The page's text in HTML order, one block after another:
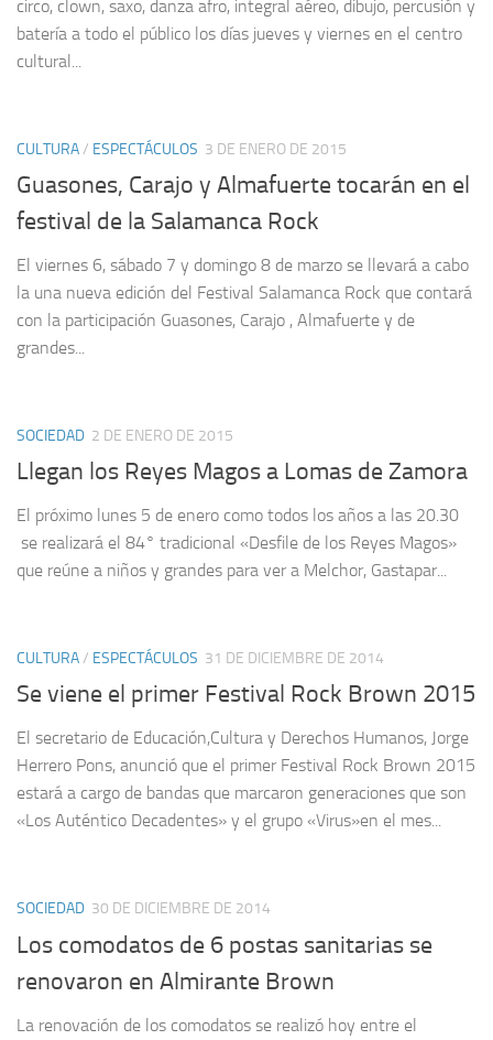
circo, clown, saxo, danza afro, integral aéreo, dibujo, percusión y
batería a todo el público los días jueves y viernes en el centro
cultural...
CULTURA/ ESPECTÁCULOS 3 DE ENERO DE 2015
Guasones, Carajo y Almafuerte tocarán en el
festival de la Salamanca Rock
El viernes 6, sábado 7 y domingo 8 de marzo se llevará a cabo
la una nueva edición del Festival Salamanca Rock que contará
con la participación Guasones, Carajo , Almafuerte y de
grandes...
SOCIEDAD 2 DE ENERO DE 2015
Llegan los Reyes Magos a Lomas de Zamora
El próximo lunes 5 de enero como todos los años a las 20.30
se realizará el 84° tradicional «Desfile de los Reyes Magos»
que reúne a niños y grandes para ver a Melchor, Gastapar...
CULTURA/ ESPECTÁCULOS 31 DE DICIEMBRE DE 2014
Se viene el primer Festival Rock Brown 2015
El secretario de Educación,Cultura y Derechos Humanos, Jorge
Herrero Pons, anunció que el primer Festival Rock Brown 2015
estará a cargo de bandas que marcaron generaciones que son
«Los Auténtico Decadentes» y el grupo «Virus»en el mes...
SOCIEDAD 30 DE DICIEMBRE DE 2014
Los comodatos de 6 postas sanitarias se
renovaron en Almirante Brown
La renovación de los comodatos se realizó hoy entre el